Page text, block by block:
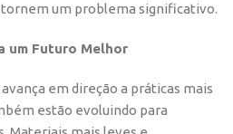
um problema significativo.
um Futuro Melhor
em direção a práticas mais
estão evoluindo para